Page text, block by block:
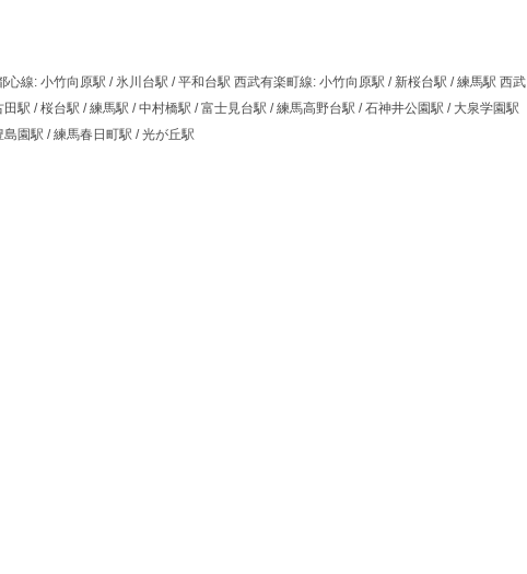
線: 小竹向原駅 / 氷川台駅 / 平和台駅 西武有楽町線: 小竹向原駅 / 新桜台駅 / 練馬駅 西武
駅 / 桜台駅 / 練馬駅 / 中村橋駅 / 富士見台駅 / 練馬高野台駅 / 石神井公園駅 / 大泉学園駅
園駅 / 練馬春日町駅 / 光が丘駅